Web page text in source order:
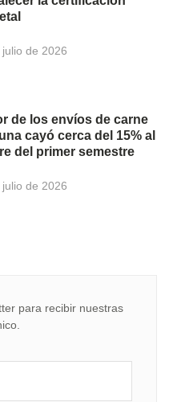
julio de 2026
de los envíos de carne
cayó cerca del 15% al
del primer semestre
julio de 2026
para recibir nuestras